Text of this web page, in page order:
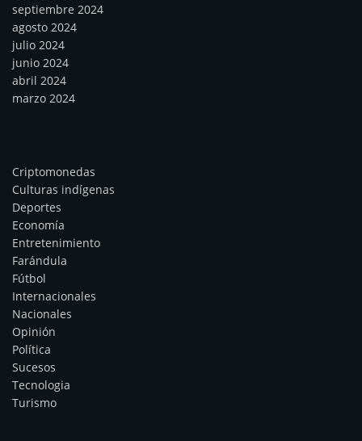
septiembre 2024
agosto 2024
julio 2024
junio 2024
abril 2024
marzo 2024
Criptomonedas
Culturas indígenas
Deportes
Economía
Entretenimiento
Farándula
Fútbol
Internacionales
Nacionales
Opinión
Política
Sucesos
Tecnologia
Turismo